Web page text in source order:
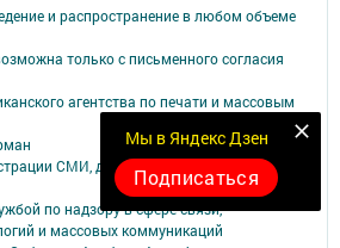
Мы в Яндекс Дзен
Подписаться
и распространение в любом объеме
только с письменного согласия
агентства по печати и массовым
СМИ, дата: ЭЛ № ФС 77 - 90172 от
по надзору в сфере связи,
и массовых коммуникаций